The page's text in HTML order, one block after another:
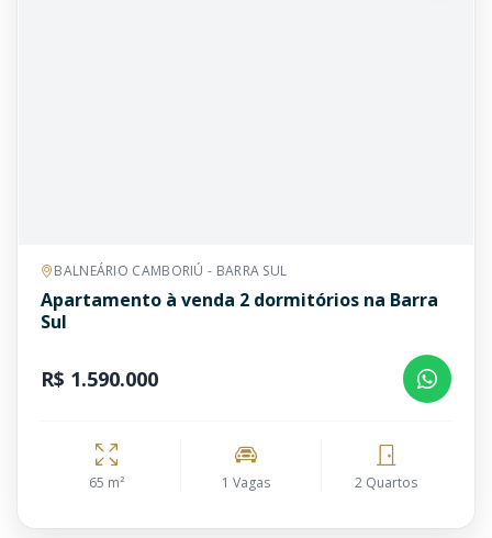
BALNEÁRIO CAMBORIÚ - BARRA SUL
Apartamento à venda 2 dormitórios na Barra
Sul
R$ 1.590.000
65 m² 1 Vagas 2 Quartos